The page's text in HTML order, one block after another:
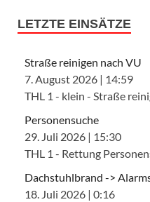
LETZTE EINSÄTZE
Straße reinigen nach VU
7. August 2026 | 14:59
THL 1 - klein - Straße
Personensuche
29. Juli 2026 | 15:30
THL 1 - Rettung
Dachstuhlbrand ->
18. Juli 2026 | 0:16